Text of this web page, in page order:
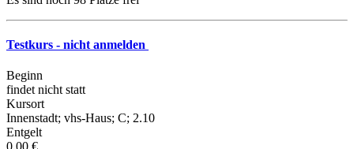
Testkurs - nicht anmelden
Beginn
findet nicht statt
Kursort
Innenstadt; vhs-Haus; C; 2.10
Entgelt